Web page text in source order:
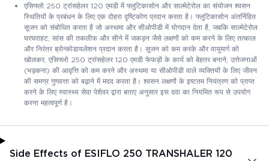
एसिफ्लो 250 ट्रांसहेलर 120 एमडी में फ्लुटिकासोन और साल्मेटेरोल का संयोजन श्वसन
स्थितियों के प्रबंधन के लिए एक दोहरा दृष्टिकोण प्रदान करता है। फ्लुटिकासोन अंतर्निहित
सूजन को संबोधित करता है जो अस्थमा और सीओपीडी में योगदान देता है, जबकि साल्मेटेरोल
घरघराहट, सांस की तकलीफ और सीने में जकड़न जैसे लक्षणों को कम करने के लिए तत्काल
और निरंतर ब्रोन्कोडायलेशन प्रदान करता है। सूजन को कम करके और वायुमार्ग को
खोलकर, एसिफ्लो 250 ट्रांसहेलर 120 एमडी फेफड़ों के कार्य को बेहतर बनाने, उत्तेजनाओं
(भड़कना) की आवृत्ति को कम करने और अस्थमा या सीओपीडी वाले व्यक्तियों के लिए जीवन
की समग्र गुणवत्ता को बढ़ाने में मदद करता है। श्वसन लक्षणों के इष्टतम नियंत्रण को प्राप्त
करने के लिए स्वास्थ्य सेवा पेशेवर द्वारा बताए अनुसार इस दवा का नियमित रूप से उपयोग
करना महत्वपूर्ण है।
Side Effects of ESIFLO 250 TRANSHALER 120